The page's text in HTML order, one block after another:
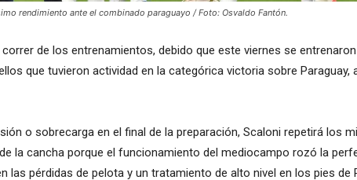
rendimiento ante el combinado paraguayo / Foto: Osvaldo Fantón.
de los entrenamientos, debido que este viernes se
que tuvieron actividad en la categórica victoria sobre Paraguay,
o sobrecarga en el final de la preparación, Scaloni repetirá los
la cancha porque el funcionamiento del mediocampo rozó la
las pérdidas de pelota y un tratamiento de alto nivel en los pies de